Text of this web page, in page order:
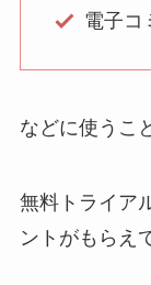
電子コ
などに使うこ
無料トライア
ントがもらえ